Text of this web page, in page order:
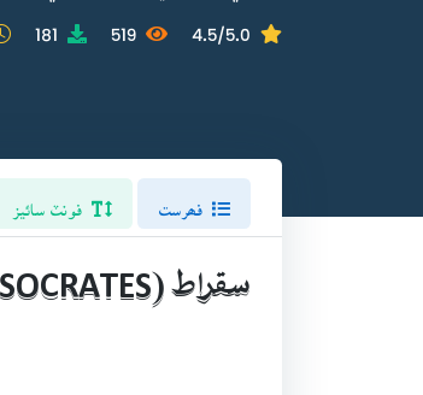
4.5/5.0
519
181
فونٽ سائيز
سقراط (SOCRATES)